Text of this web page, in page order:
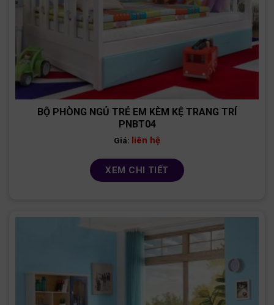
BỘ PHÒNG NGỦ TRẺ EM KÈM KỆ TRANG TRÍ
PNBT04
Giá: liên hệ
XEM CHI TIẾT